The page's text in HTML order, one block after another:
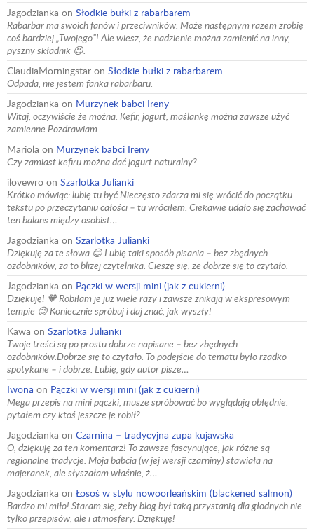
Jagodzianka on Słodkie bułki z rabarbarem
Rabarbar ma swoich fanów i przeciwników. Może następnym razem zrobię
coś bardziej „Twojego”! Ale wiesz, że nadzienie można zamienić na inny,
pyszny składnik 😉.
ClaudiaMorningstar on Słodkie bułki z rabarbarem
Odpada, nie jestem fanka rabarbaru.
Jagodzianka on Murzynek babci Ireny
Witaj, oczywiście że można. Kefir, jogurt, maślankę można zawsze użyć
zamienne.Pozdrawiam
Mariola on Murzynek babci Ireny
Czy zamiast kefiru można dać jogurt naturalny?
ilovewro on Szarlotka Julianki
Krótko mówiąc: lubię tu być.Nieczęsto zdarza mi się wrócić do początku
tekstu po przeczytaniu całości – tu wróciłem. Ciekawie udało się zachować
ten balans między osobist…
Jagodzianka on Szarlotka Julianki
Dziękuję za te słowa 😊 Lubię taki sposób pisania – bez zbędnych
ozdobników, za to bliżej czytelnika. Cieszę się, że dobrze się to czytało.
Jagodzianka on Pączki w wersji mini (jak z cukierni)
Dziękuję! 🧡 Robiłam je już wiele razy i zawsze znikają w ekspresowym
tempie 😉 Koniecznie spróbuj i daj znać, jak wyszły!
Kawa on Szarlotka Julianki
Twoje treści są po prostu dobrze napisane – bez zbędnych
ozdobników.Dobrze się to czytało. To podejście do tematu było rzadko
spotykane – i dobrze. Lubię, gdy autor pisze…
Iwona on Pączki w wersji mini (jak z cukierni)
Mega przepis na mini pączki, musze spróbować bo wyglądają obłędnie.
pytałem czy ktoś jeszcze je robił?
Jagodzianka on Czarnina – tradycyjna zupa kujawska
O, dziękuję za ten komentarz! To zawsze fascynujące, jak różne są
regionalne tradycje. Moja babcia (w jej wersji czarniny) stawiała na
majeranek, ale słyszałam właśnie, ż…
Jagodzianka on Łosoś w stylu nowoorleańskim (blackened salmon)
Bardzo mi miło! Staram się, żeby blog był taką przystanią dla głodnych nie
tylko przepisów, ale i atmosfery. Dziękuję!